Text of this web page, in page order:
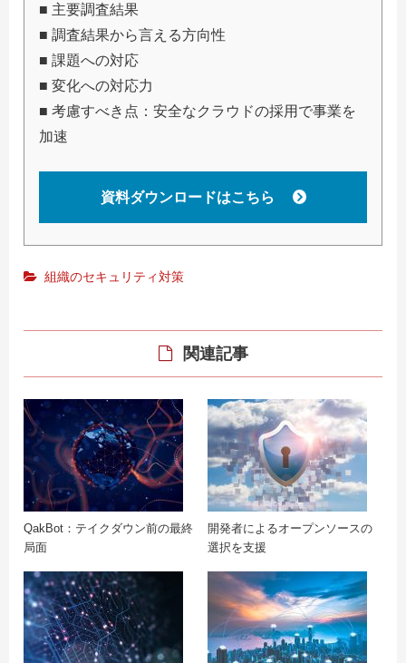
■ 主要調査結果
■ 調査結果から言える方向性
■ 課題への対応
■ 変化への対応力
■ 考慮すべき点：安全なクラウドの採用で事業を
加速
資料ダウンロードはこちら
組織のセキュリティ対策
関連記事
QakBot：テイクダウン前の最終
局面
開発者によるオープンソースの
選択を支援